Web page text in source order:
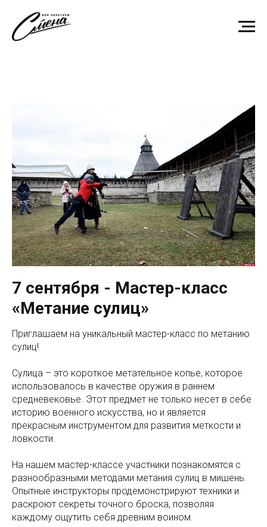
7 сентября - Мастер-класс
«Метание сулиц»
Приглашаем на уникальный мастер-класс по метанию
сулиц!
Сулица – это короткое метательное копье, которое
использовалось в качестве оружия в раннем
средневековье. Этот предмет не только несет в себе
историю военного искусства, но и является
прекрасным инструментом для развития меткости и
ловкости.
На нашем мастер-классе участники познакомятся с
разнообразными методами метания сулиц в мишень.
Опытные инструкторы продемонстрируют техники и
раскроют секреты точного броска, позволяя
каждому ощутить себя древним воином.